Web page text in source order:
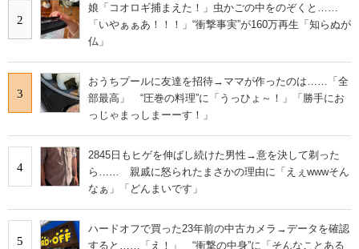
2
娘「コオロギ捕まえた！」虫かごの中をのぞくと……
「いやぁぁあ！！！」“衝撃事実”が160万再生「知らぬが
仏」
3
おうちプールに友達を招待→ママが作ったのは……「全
部最高」 “圧巻の料理”に「うっひょ～！」「勝手にお
っじゃまっしまーーす！」
4
2845日もヒゲを伸ばし続けた男性→意を決して剃った
ら…… 親戚に怒られたまさかの理由に「えぇwwwそん
なぁ」「どんまいです」
5
ハードオフで買った23年前の中古カメラ→データを確認
すると……「え！」 “衝撃の中身”に「そんなことある